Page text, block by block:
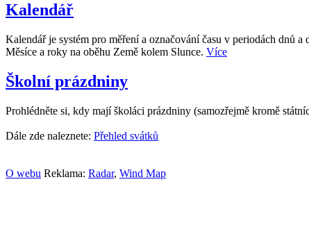
Kalendář
Kalendář je systém pro měření a označování času v periodách dnů
Měsíce a roky na oběhu Země kolem Slunce. Více
Školní prázdniny
Prohlédněte si, kdy mají školáci prázdniny (samozřejmě kromě
Dále zde naleznete: Přehled svátků
O webu Reklama: Radar, Wind Map